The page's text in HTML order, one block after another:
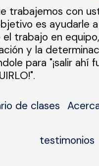
trabajemos con
es ayudarle
trabajo en
y la
para "¡salir ahí
de clases
testimonios